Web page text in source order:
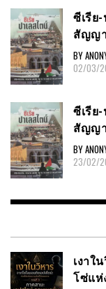
ซีเรีย​
สัญญ
BY
02/03/
ซีเรีย​
สัญญ
BY
23/02/
เงาใ
โซ่แห่